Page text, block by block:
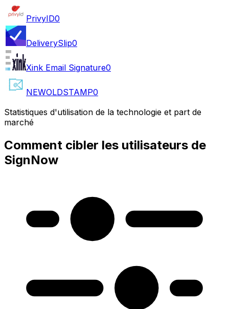
PrivyID0
DeliverySlip0
Xink Email Signature0
NEWOLDSTAMP0
Statistiques d'utilisation de la technologie et part de
marché
Comment cibler les utilisateurs de
SignNow